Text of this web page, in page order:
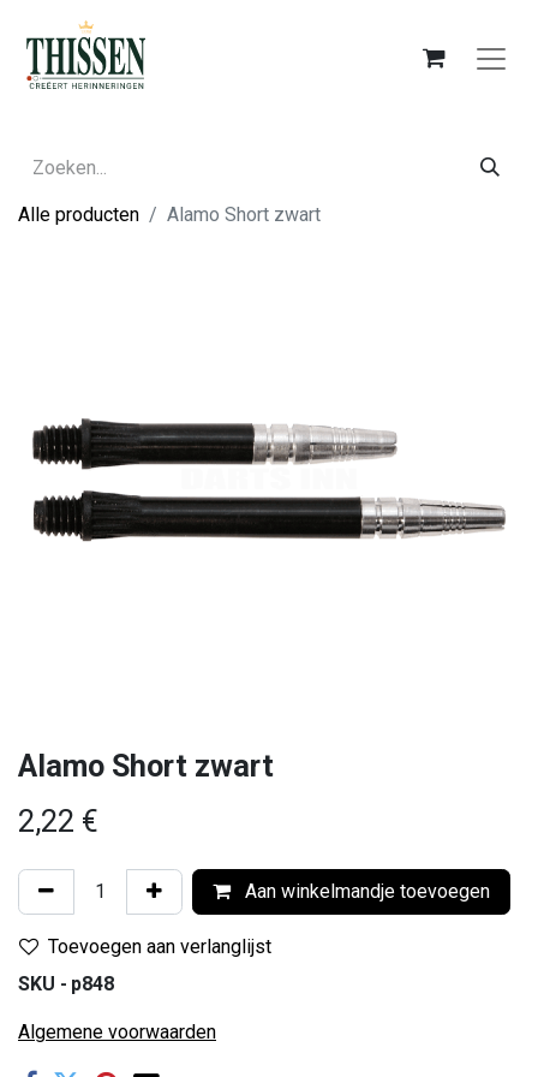
Alle producten Alamo Short zwart
Alamo Short zwart
2,22 €
Aan winkelmandje toevoegen
Toevoegen aan verlanglijst
SKU - p848
Algemene voorwaarden